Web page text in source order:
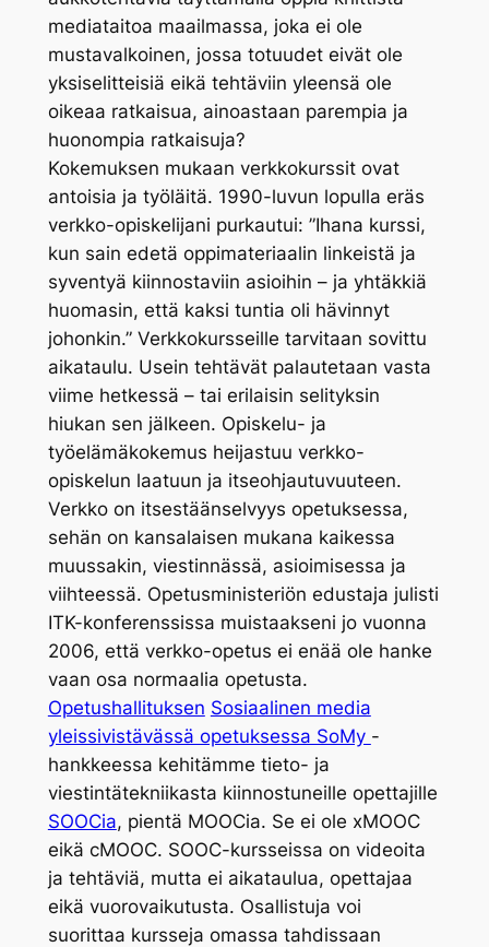
mediataitoa maailmassa, joka ei ole
mustavalkoinen, jossa totuudet eivät ole
yksiselitteisiä eikä tehtäviin yleensä ole
oikeaa ratkaisua, ainoastaan parempia ja
huonompia ratkaisuja?
Kokemuksen mukaan verkkokurssit ovat
antoisia ja työläitä. 1990-luvun lopulla eräs
verkko-opiskelijani purkautui: ”Ihana kurssi,
kun sain edetä oppimateriaalin linkeistä ja
syventyä kiinnostaviin asioihin – ja yhtäkkiä
huomasin, että kaksi tuntia oli hävinnyt
johonkin.” Verkkokursseille tarvitaan sovittu
aikataulu. Usein tehtävät palautetaan vasta
viime hetkessä – tai erilaisin selityksin
hiukan sen jälkeen. Opiskelu- ja
työelämäkokemus heijastuu verkko-
opiskelun laatuun ja itseohjautuvuuteen.
Verkko on itsestäänselvyys opetuksessa,
sehän on kansalaisen mukana kaikessa
muussakin, viestinnässä, asioimisessa ja
viihteessä. Opetusministeriön edustaja julisti
ITK-konferenssissa muistaakseni jo vuonna
2006, että verkko-opetus ei enää ole hanke
vaan osa normaalia opetusta.
Opetushallituksen Sosiaalinen media
yleissivistävässä opetuksessa SoMy -
hankkeessa kehitämme tieto- ja
viestintätekniikasta kiinnostuneille opettajille
SOOCia, pientä MOOCia. Se ei ole xMOOC
eikä cMOOC. SOOC-kursseissa on videoita
ja tehtäviä, mutta ei aikataulua, opettajaa
eikä vuorovaikutusta. Osallistuja voi
suorittaa kursseja omassa tahdissaan